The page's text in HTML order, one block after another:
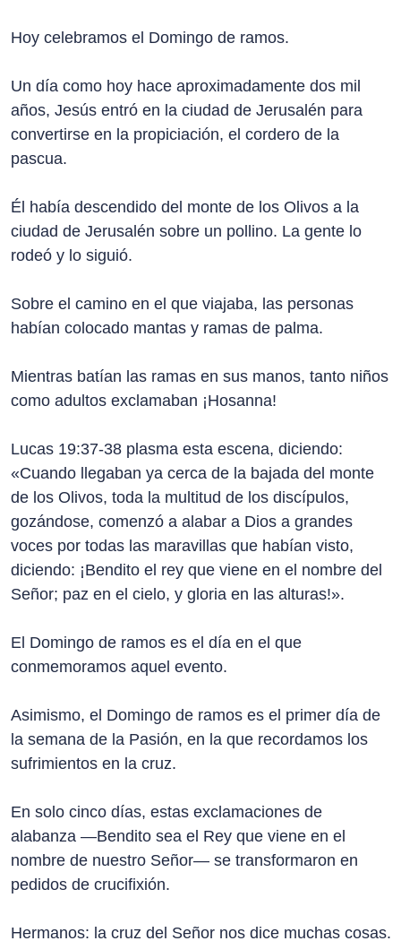
Hoy celebramos el Domingo de ramos.
Un día como hoy hace aproximadamente dos mil
años, Jesús entró en la ciudad de Jerusalén para
convertirse en la propiciación, el cordero de la
pascua.
Él había descendido del monte de los Olivos a la
ciudad de Jerusalén sobre un pollino. La gente lo
rodeó y lo siguió.
Sobre el camino en el que viajaba, las personas
habían colocado mantas y ramas de palma.
Mientras batían las ramas en sus manos, tanto niños
como adultos exclamaban ¡Hosanna!
Lucas 19:37-38 plasma esta escena, diciendo:
«Cuando llegaban ya cerca de la bajada del monte
de los Olivos, toda la multitud de los discípulos,
gozándose, comenzó a alabar a Dios a grandes
voces por todas las maravillas que habían visto,
diciendo: ¡Bendito el rey que viene en el nombre del
Señor; paz en el cielo, y gloria en las alturas!».
El Domingo de ramos es el día en el que
conmemoramos aquel evento.
Asimismo, el Domingo de ramos es el primer día de
la semana de la Pasión, en la que recordamos los
sufrimientos en la cruz.
En solo cinco días, estas exclamaciones de
alabanza —Bendito sea el Rey que viene en el
nombre de nuestro Señor— se transformaron en
pedidos de crucifixión.
Hermanos: la cruz del Señor nos dice muchas cosas.